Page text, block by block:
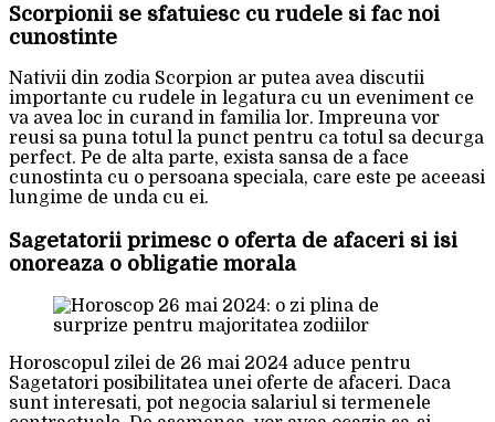
Scorpionii se sfatuiesc cu rudele si fac noi
cunostinte
Nativii din zodia Scorpion ar putea avea discutii
importante cu rudele in legatura cu un eveniment ce
va avea loc in curand in familia lor. Impreuna vor
reusi sa puna totul la punct pentru ca totul sa decurga
perfect. Pe de alta parte, exista sansa de a face
cunostinta cu o persoana speciala, care este pe aceeasi
lungime de unda cu ei.
Sagetatorii primesc o oferta de afaceri si isi
onoreaza o obligatie morala
Horoscopul zilei de 26 mai 2024 aduce pentru
Sagetatori posibilitatea unei oferte de afaceri. Daca
sunt interesati, pot negocia salariul si termenele